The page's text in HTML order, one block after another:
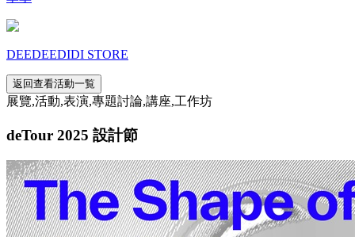
DEEDEEDIDI STORE
返回查看活動一覧
展覽,活動,表演,專題討論,講座,工作坊
deTour 2025 設計節